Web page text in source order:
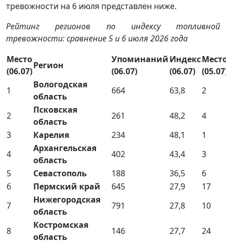
тревожности на 6 июля представлен ниже.
Рейтинг регионов по индексу топливной
тревожности: сравнение 5 и 6 июля 2026 года
Место
(06.07)
Регион
Упоминаний
(06.07)
Индекс
(06.07)
1
Вологодская
область
664 63,8 2
2
Псковская
область
261 48,2
4
3
Карелия 234 48,1
1
4
Архангельская
область
402 43,4
3
5
Севастополь 188 36,5
6
6
Пермский край 645 27,9
17
7
Нижегородская
область
791 27,8 10
8
Костромская
область
146 27,7
24